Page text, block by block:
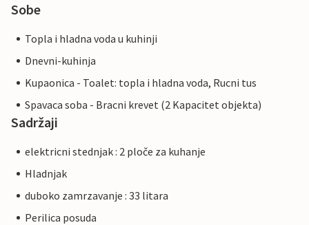
Sobe
Topla i hladna voda u kuhinji
Dnevni-kuhinja
Kupaonica - Toalet: topla i hladna voda, Rucni tus
Spavaca soba - Bracni krevet (2 Kapacitet objekta)
Sadržaji
elektricni stednjak : 2 ploče za kuhanje
Hladnjak
duboko zamrzavanje : 33 litara
Perilica posuda